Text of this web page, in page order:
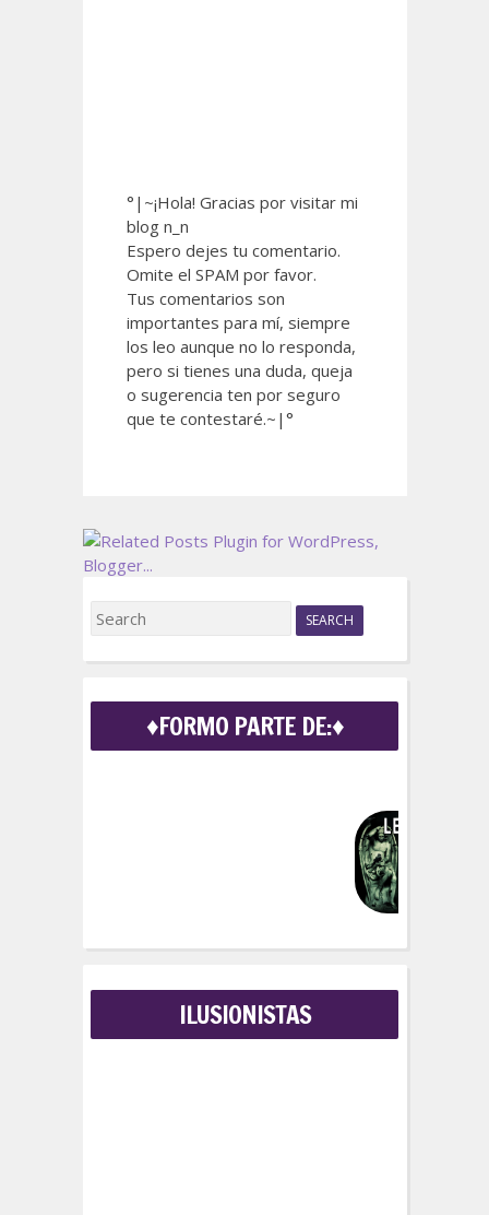
°|~¡Hola! Gracias por visitar mi
blog n_n
Espero dejes tu comentario.
Omite el SPAM por favor.
Tus comentarios son
importantes para mí, siempre
los leo aunque no lo responda,
pero si tienes una duda, queja
o sugerencia ten por seguro
que te contestaré.~|°
S
e
a
c
f
♦FORMO PARTE DE:♦
ILUSIONISTAS